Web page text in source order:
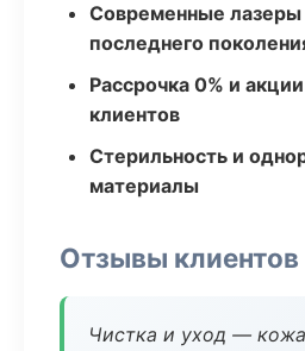
Современные лазеры
последнего
Рассрочка 0% и
клиентов
Стерильность и
материалы
Отзывы клиентов
Чистка и уход —